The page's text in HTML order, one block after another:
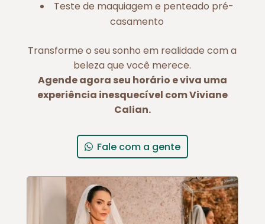
Teste de maquiagem e penteado pré-
casamento
Transforme o seu sonho em realidade com a
beleza que você merece.
Agende agora seu horário e viva uma
experiência inesquecível com Viviane
Calian.
Fale com a gente